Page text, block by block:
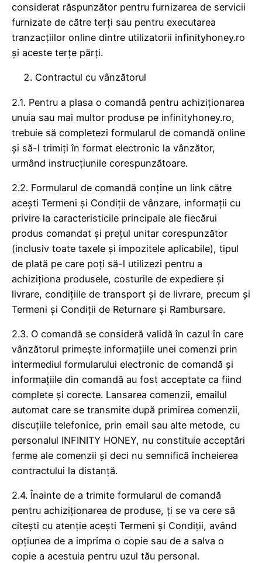
considerat răspunzător pentru furnizarea de servicii
furnizate de către terți sau pentru executarea
tranzacțiilor online dintre utilizatorii infinityhoney.ro
și aceste terțe părți.
Contractul cu vânzătorul
2.1. Pentru a plasa o comandă pentru achiziționarea
unuia sau mai multor produse pe infinityhoney.ro,
trebuie să completezi formularul de comandă online
și să-l trimiți în format electronic la vânzător,
urmând instrucțiunile corespunzătoare.
2.2. Formularul de comandă conține un link către
acești Termeni și Condiții de vânzare, informații cu
privire la caracteristicile principale ale fiecărui
produs comandat și prețul unitar corespunzător
(inclusiv toate taxele și impozitele aplicabile), tipul
de plată pe care poți să-l utilizezi pentru a
achiziționa produsele, costurile de expediere și
livrare, condițiile de transport și de livrare, precum și
Termeni și Condiții de Returnare și Rambursare.
2.3. O comandă se consideră validă în cazul în care
vânzătorul primește informațiile unei comenzi prin
intermediul formularului electronic de comandă și
informațiile din comandă au fost acceptate ca fiind
complete și corecte. Lansarea comenzii, emailul
automat care se transmite după primirea comenzii,
discuțiile telefonice, prin email sau alte metode, cu
personalul INFINITY HONEY, nu constituie acceptări
ferme ale comenzii și deci nu semnifică încheierea
contractului la distanță.
2.4. Înainte de a trimite formularul de comandă
pentru achiziționarea de produse, ți se va cere să
citești cu atenție acești Termeni și Condiții, având
opțiunea de a imprima o copie sau de a salva o
copie a acestuia pentru uzul tău personal.